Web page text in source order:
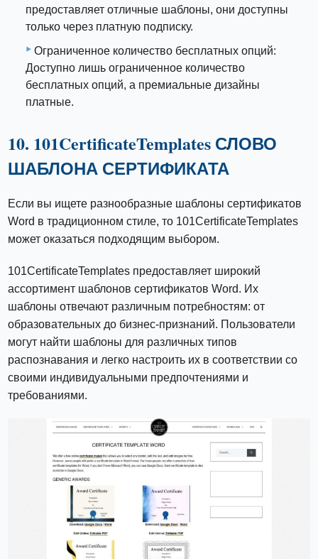
предоставляет отличные шаблоны, они доступны
только через платную подписку.
Ограниченное количество бесплатных опций:
Доступно лишь ограниченное количество
бесплатных опций, а премиальные дизайны
платные.
10. 101CertificateTemplates СЛОВО
ШАБЛОНА СЕРТИФИКАТА
Если вы ищете разнообразные шаблоны сертификатов
Word в традиционном стиле, то 101CertificateTemplates
может оказаться подходящим выбором.
101CertificateTemplates предоставляет широкий
ассортимент шаблонов сертификатов Word. Их
шаблоны отвечают различным потребностям: от
образовательных до бизнес-признаний. Пользователи
могут найти шаблоны для различных типов
распознавания и легко настроить их в соответствии со
своими индивидуальными предпочтениями и
требованиями.